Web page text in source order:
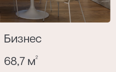
в соответствии с
Бизнес
68,7 м2